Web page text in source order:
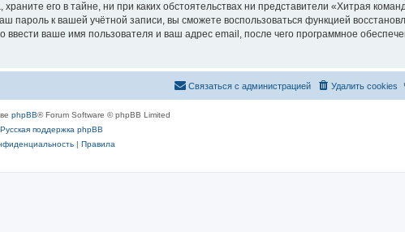
его в тайне, ни при каких обстоятельствах ни представители «Хитрая
пароль к вашей учётной записи, вы сможете воспользоваться функцией
ваше имя пользователя и ваш адрес email, после чего программное
Удалить cookies
Связаться с администрацией
phpBB® Forum Software © phpBB Limited
Русская поддержка phpBB
| Правила